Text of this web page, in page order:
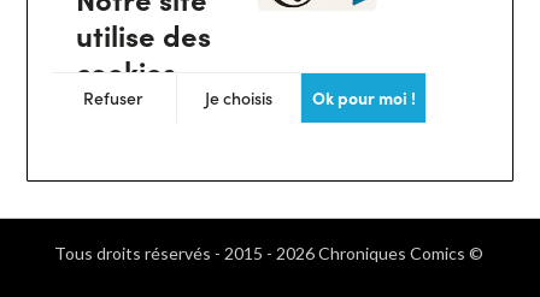
Tous droits réservés - 2015 - 2026 Chroniques Comics ©